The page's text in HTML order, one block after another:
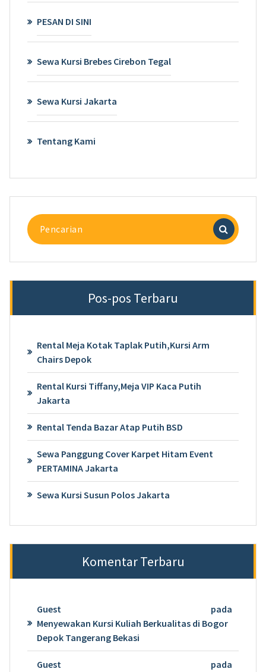
PESAN DI SINI
Sewa Kursi Brebes Cirebon Tegal
Sewa Kursi Jakarta
Tentang Kami
Pencarian
untuk:
Pos-pos Terbaru
Rental Meja Kotak Taplak Putih,Kursi Arm
Chairs Depok
Rental Kursi Tiffany,Meja VIP Kaca Putih
Jakarta
Rental Tenda Bazar Atap Putih BSD
Sewa Panggung Cover Karpet Hitam Event
PERTAMINA Jakarta
Sewa Kursi Susun Polos Jakarta
Komentar Terbaru
Guest
pada
Menyewakan Kursi Kuliah Berkualitas di Bogor
Depok Tangerang Bekasi
Guest
pada